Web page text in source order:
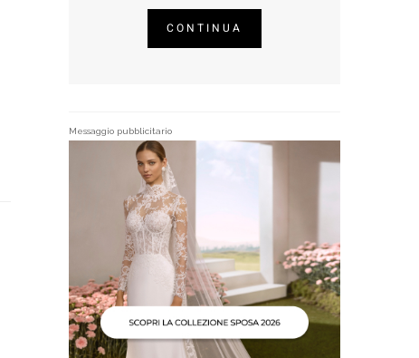
CONTINUA
Messaggio pubblicitario